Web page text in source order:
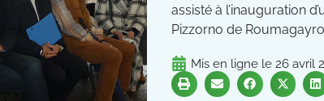
assisté à l’inauguration
Pizzorno de
Mis en ligne le 26 avril